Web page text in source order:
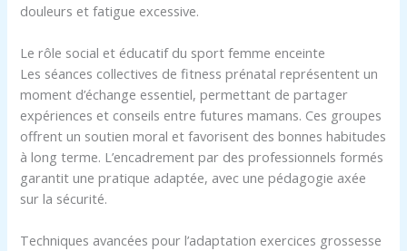
douleurs et fatigue excessive.
Le rôle social et éducatif du sport femme enceinte
Les séances collectives de fitness prénatal représentent un
moment d’échange essentiel, permettant de partager
expériences et conseils entre futures mamans. Ces groupes
offrent un soutien moral et favorisent des bonnes habitudes
à long terme. L’encadrement par des professionnels formés
garantit une pratique adaptée, avec une pédagogie axée
sur la sécurité.
Techniques avancées pour l’adaptation exercices grossesse